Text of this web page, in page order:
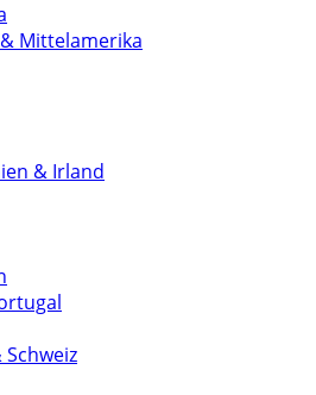
Mittelamerika
& Irland